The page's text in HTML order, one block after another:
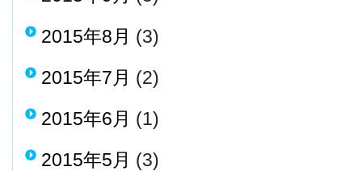
2015年8月 (3)
2015年7月 (2)
2015年6月 (1)
2015年5月 (3)